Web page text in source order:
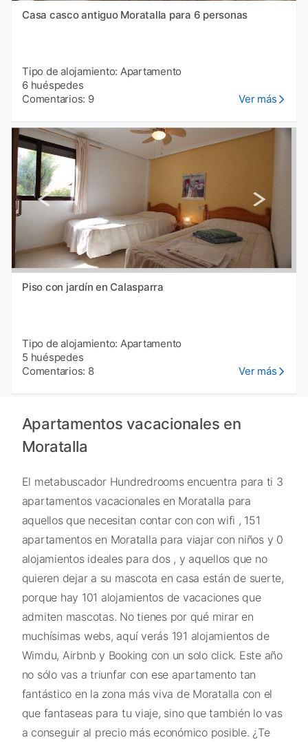
Casa casco antiguo Moratalla para 6 personas
Tipo de alojamiento: Apartamento
6 huéspedes
Comentarios: 9
Ver más
Piso con jardín en Calasparra
Tipo de alojamiento: Apartamento
5 huéspedes
Comentarios: 8
Ver más
Apartamentos vacacionales en
Moratalla
El metabuscador Hundredrooms encuentra para ti 3
apartamentos vacacionales en Moratalla para
aquellos que necesitan contar con con wifi , 151
apartamentos en Moratalla para viajar con niños y 0
alojamientos ideales para dos , y aquellos que no
quieren dejar a su mascota en casa están de suerte,
porque hay 101 alojamientos de vacaciones que
admiten mascotas. No tienes por qué mirar en
muchísimas webs, aquí verás 191 alojamientos de
Wimdu, Airbnb y Booking con un solo click. Este año
no sólo vas a triunfar con ese apartamento tan
fantástico en la zona más viva de Moratalla con el
que fantaseas para tu viaje, sino que también lo vas
a conseguir al precio más económico posible. ¿Te